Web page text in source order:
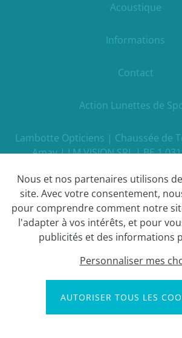
Acoustique
Informations
Contact
Action Lunettes de
Déclaration de
Clause de non-
Lambotte Opticiens | Chaussée de
Amay | LM VISION SRL | BE 1
Nous et nos partenaires utilisons
site. Avec votre consentement,
pour comprendre comment notre
l'adapter à vos intérêts, et pour
publicités et des informations
Personnaliser mes
AUTORISER TOUS LES